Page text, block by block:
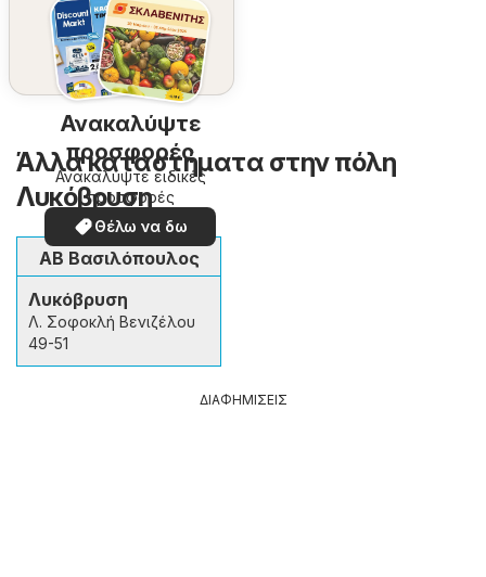
Ανακαλύψτε
προσφορές
Ανακαλύψτε ειδικές
προσφορές
Θέλω να δω
Άλλα καταστήματα στην πόλη
Λυκόβρυση
ΑΒ Βασιλόπουλος
Λυκόβρυση
Λ. Σοφοκλή Βενιζέλου
49-51
ΔΙΑΦΗΜΙΣΕΙΣ